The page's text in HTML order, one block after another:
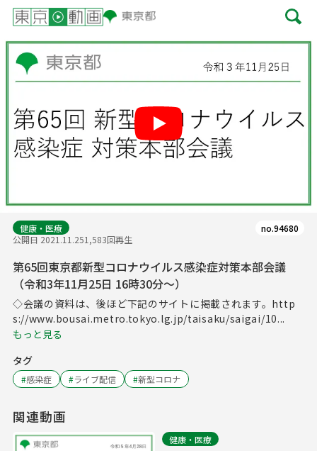
Play
健康・医療
公開日 2021.11.251,583回再生
no.94680
第65回東京都新型コロナウイルス感染症対策本部会議
（令和3年11月25日 16時30分～）
◇会議の資料は、後ほど下記のサイトに掲載されます。http
s://www.bousai.metro.tokyo.lg.jp/taisaku/saigai/10...
もっと見る
タグ
#感染症 #ライブ配信 #新型コロナ
関連動画
健康・医療